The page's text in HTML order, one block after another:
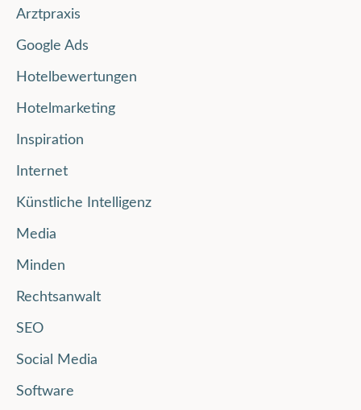
Arztpraxis
Google Ads
Hotelbewertungen
Hotelmarketing
Inspiration
Internet
Künstliche Intelligenz
Media
Minden
Rechtsanwalt
SEO
Social Media
Software